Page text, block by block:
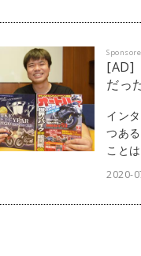
[AD]
だっ
イン
つあ
こと
可能
2020-